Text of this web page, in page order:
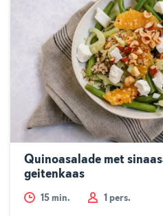
Quinoasalade met
geitenkaas
15 min. 1 pers.